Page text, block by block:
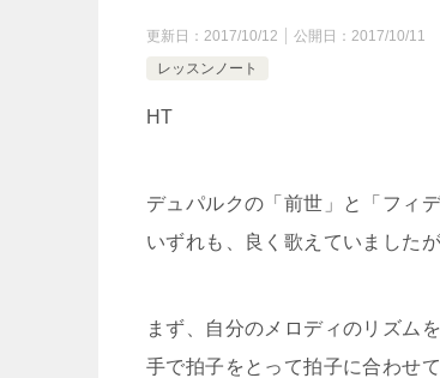
更新日： 2017/10/12 公開日： 2017/10/11
レッスンノート
HT
デュパルクの「前世」と「フィ
いずれも、良く歌えていました
まず、自分のメロディのリズム
手で拍子をとって拍子に合わせ